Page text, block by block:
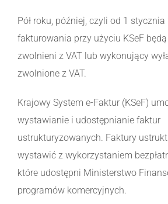
Pół roku, później, czyli od 1
fakturowania przy użyciu KSeF
zwolnieni z VAT lub wykonujący
zwolnione z VAT.
Krajowy System e-Faktur (KSeF)
wystawianie i udostępnianie faktur
ustrukturyzowanych. Faktury
wystawić z wykorzystaniem
które udostępni Ministerstwo
programów komercyjnych.